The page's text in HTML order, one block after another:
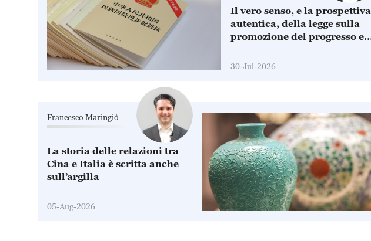
Il vero senso, e la prospettiva
autentica, della legge sulla
promozione del progresso e
30-Jul-2026
La storia delle relazioni tra
Cina e Italia è scritta anche
sull’argilla
05-Aug-2026
Francesco Maringiò